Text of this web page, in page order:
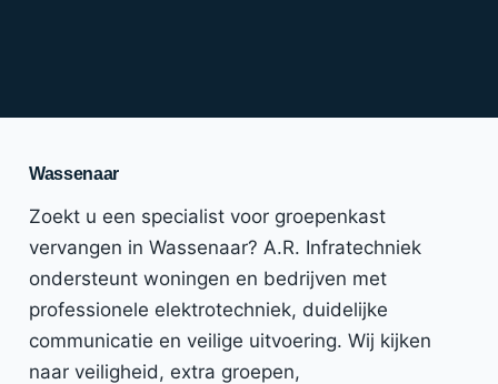
Wassenaar
Zoekt u een specialist voor groepenkast
vervangen in Wassenaar? A.R. Infratechniek
ondersteunt woningen en bedrijven met
professionele elektrotechniek, duidelijke
communicatie en veilige uitvoering. Wij kijken
naar veiligheid, extra groepen,